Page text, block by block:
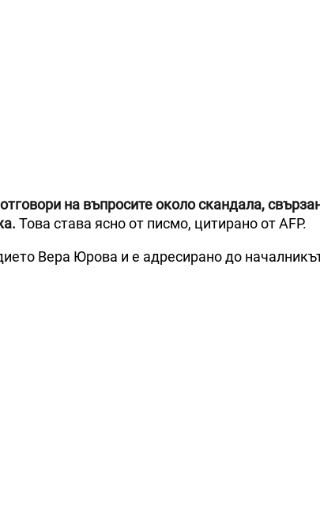
на въпросите около скандала,
Това става ясно от писмо, цитирано от AFP.
Вера Юрова и е адресирано до